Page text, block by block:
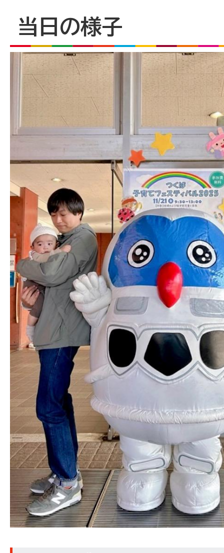
当日の様子